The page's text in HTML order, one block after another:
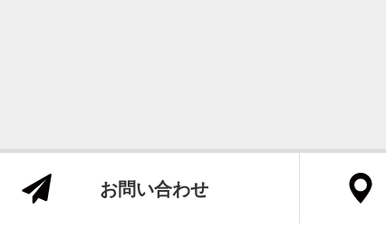
お問い合わせ
センチュリー21の加盟店は、すべて独立・自営です。
Copyright ©テンズホーム All Rights Reserved.